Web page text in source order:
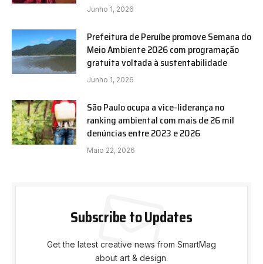
Junho 1, 2026
Prefeitura de Peruíbe promove Semana do
Meio Ambiente 2026 com programação
gratuita voltada à sustentabilidade
Junho 1, 2026
São Paulo ocupa a vice-liderança no
ranking ambiental com mais de 26 mil
denúncias entre 2023 e 2026
Maio 22, 2026
Subscribe to Updates
Get the latest creative news from SmartMag
about art & design.